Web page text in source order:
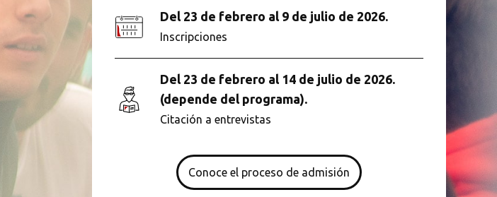
Del 23 de febrero al 9 de julio de 2026.
Inscripciones
Del 23 de febrero al 14 de julio de 2026.
(depende del programa).
Citación a entrevistas
Conoce el proceso de admisión
Buscar